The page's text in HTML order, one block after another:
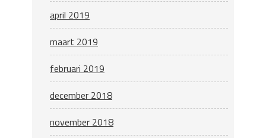
april 2019
maart 2019
februari 2019
december 2018
november 2018